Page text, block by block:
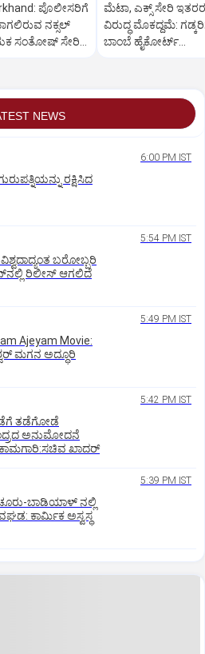
ಪೊಲೀಸರಿಗೆ
ನಕ್ಸಲ್
ಸಂತೋಷ್ ಸೇರಿ
ಮೆಟಾ, ಎಕ್ಸ್‌ ಸೇರಿ ಇತರರ
ವಿರುದ್ಧ ಮೊಕದ್ದಮೆ:
ಬಾಂಬೆ ಹೈಕೋರ್ಟ್
NEWS
6:00 PM IST
ರಕ್ಷಿಸಿದ
5:54 PM IST
ಬರೋಬ್ಬರಿ
ರಿಲೀಸ್‌ ಆಗಲಿದೆ
5:49 PM IST
Ajeyam Movie:
ಮಗನ ಅದ್ಧೂರಿ
5:42 PM IST
ತಡೆಗೋಡೆ
ಅನುಮೋದನೆ
ಖಾದರ್
5:39 PM IST
ಬಾಡಿಯಾಳ್ ನಲ್ಲಿ
ಕಾರ್ಮಿಕ ಅಸ್ವಸ್ಥ